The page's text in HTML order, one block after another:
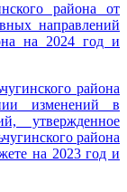
района от
направлений
на 2024 год и
района
изменений в
утвержденное
района
на 2023 год и